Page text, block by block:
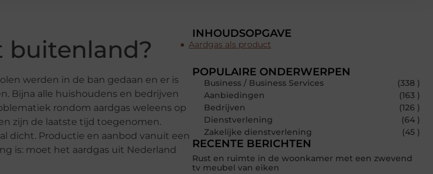
buitenland?
werden in de ban gedaan en er is
Bijna alle huishoudens en bedrijven
rondom aardgas weleens op
zijn de laatste tijd toegenomen.
dicht. Productie en aanbod vanuit een
is: moet het aardgas uit Nederland
INHOUDSOPGAVE
Aardgas als product
POPULAIRE ONDERWERPEN
Business / Business Services
(338 )
Aanbiedingen
(163 )
Bedrijven
(126 )
Dienstverlening
(64 )
Zakelijke dienstverlening
(45 )
RECENTE BERICHTEN
Rust en ruimte in de woonkamer met een zwevend
tv meubel van eiken